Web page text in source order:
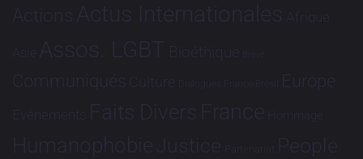
Actions Actus Internationales Afrique
Asie Assos. LGBT Bioéthique Brève
Communiqués Culture Dialogues France-Brésil Europe
Evénements Faits Divers France Hommage
HumanophobieJustice Partenariat People